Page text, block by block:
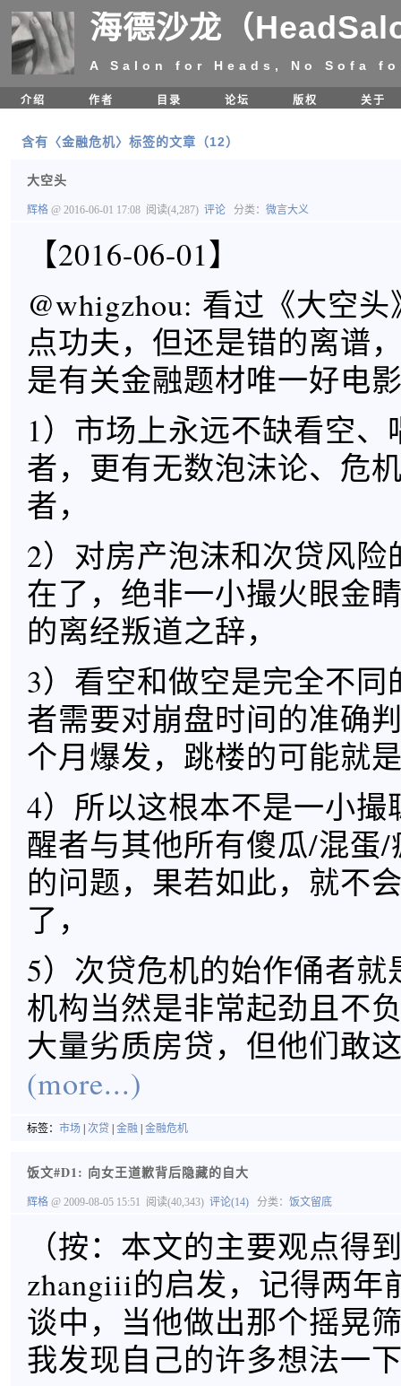
海德沙龙（
A Salon for Heads, No Sofa
介绍 作者 目录 论坛 版权 关于
含有〈金融危机〉标签的文章（12）
大空头
辉格 @ 2016-06-01 17:08 阅读(4,287) 评论 分类： 微言大义
【2016-06-01】
@whigzhou: 看过《大空
点功夫，但还是错的离谱
是有关金融题材唯一好
1）市场上永远不缺看空、
者，更有无数泡沫论、危
者，
2）对房产泡沫和次贷风险
在了，绝非一小撮火眼金
的离经叛道之辞，
3）看空和做空是完全不同
者需要对崩盘时间的准确
个月爆发，跳楼的可能就
4）所以这根本不是一小
醒者与其他所有傻瓜/混蛋
的问题，果若如此，就不
了，
5）次贷危机的始作俑者就
机构当然是非常起劲且不
大量劣质房贷，但他们敢
(more...)
标签： 市场 次贷 金融 金融危机
饭文#D1: 向女王道歉背后隐藏的自大
辉格 @ 2009-08-05 15:51 阅读(40,343) 评论(14) 分类： 饭文留底
（按：本文的主要观点得
zhangiii的启发，记得两年
谈中，当他做出那个摇晃
我发现自己的许多想法一